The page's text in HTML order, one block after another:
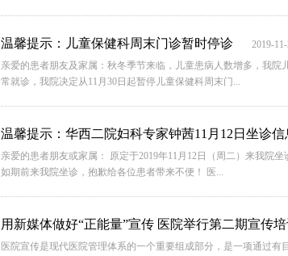
温馨提示：儿童保健科周末门诊暂时停诊
2019-
亲爱的患者朋友及家属：秋冬季节来临，儿童患病人数增多，我
常就诊，我院决定从11月30日起暂停儿童保健科周末门...
温馨提示：华西二院妇科专家钟茜11月12日坐诊信
亲爱的患者朋友或家属： 原定于2019年11月12日（周二）来我院
如期前来我院坐诊，抱歉给各位患者带来不便！ 医...
用新媒体做好“正能量”宣传 医院举行第二期宣传
医院宣传是现代医院管理体系的一个重要组成部分，是一项通过